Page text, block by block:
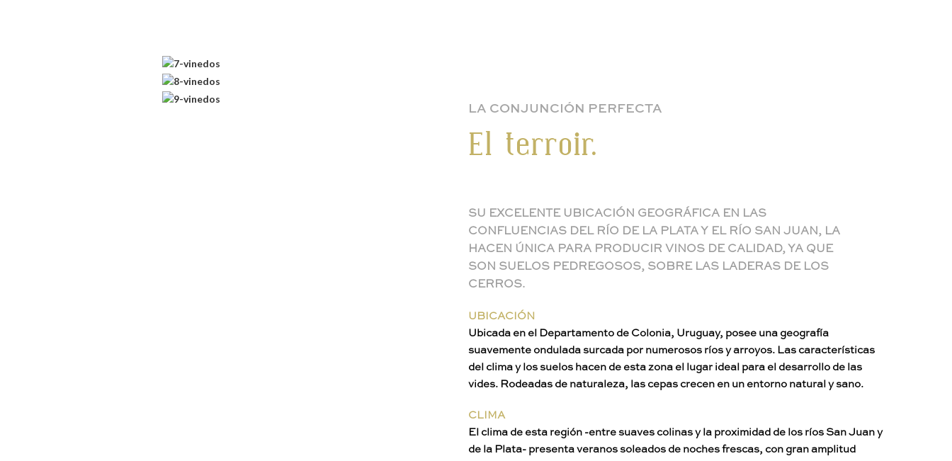
LA CONJUNCIÓN PERFECTA
El terroir.
SU EXCELENTE UBICACIÓN GEOGRÁFICA EN LAS
CONFLUENCIAS DEL RÍO DE LA PLATA Y EL RÍO SAN JUAN, LA
HACEN ÚNICA PARA PRODUCIR VINOS DE CALIDAD, YA QUE
SON SUELOS PEDREGOSOS, SOBRE LAS LADERAS DE LOS
CERROS.
UBICACIÓN
Ubicada en el Departamento de Colonia, Uruguay, posee una geografía
suavemente ondulada surcada por numerosos ríos y arroyos. Las características
del clima y los suelos hacen de esta zona el lugar ideal para el desarrollo de las
vides. Rodeadas de naturaleza, las cepas crecen en un entorno natural y sano.
CLIMA
El clima de esta región -entre suaves colinas y la proximidad de los ríos San Juan y
de la Plata- presenta veranos soleados de noches frescas, con gran amplitud